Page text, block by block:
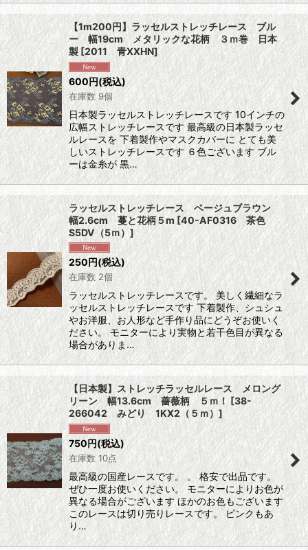
【1m200円】ラッセルストレッチレース ブル
ー 幅19cm メタリックな花柄 ３ｍ巻 日本
製[2011 青XXHN]
600円(税込)
在庫数 9個
日本製ラッセルストレッチレースです 10インチの
広幅ストレッチレースです 最高級の日本製ラッセ
ルレースを 下着製作やマスクカバーに とても美
しいストレッチレースです ６色ございます ブル
ーは金糸が 黒…
ラッセルストレッチレース ベージュブラウン
幅2.6cm 蔓と花柄５m [40-AF0316 茶色
S5DV（5ｍ）]
250円(税込)
在庫数 2個
ラッセルストレッチレースです。 美しく繊細なラ
ッセルストレッチレースです 下着製作、シュシュ
やお洋服、お人形など手作り品にどうぞお使いく
ださい。 モニターにより実物と若干色目が異なる
場合がありま…
【日本製】ストレッチラッセルレース メロング
リーン 幅13.6cm 薔薇柄 ５ｍ！ [38-
266042 みどり 1KX2（５ｍ）]
750円(税込)
在庫数 10点
最高級の国産レースです。 。 格安で出品です。
ぜひ一度お使いください。 モニターによりお色が
異なる場合がございます ほかのお色もございます
このレースは切り売りレースです。 ピンクもあ
り…